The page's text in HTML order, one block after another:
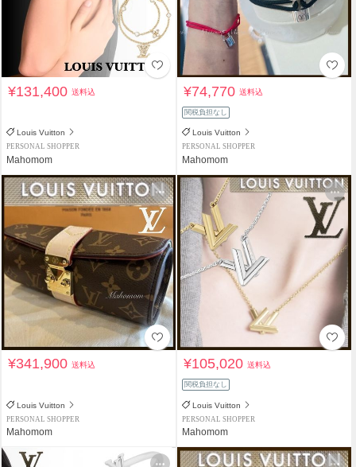
¥131,400送料込
Louis Vuitton
PERSONAL SHOPPER
Mahomom
¥74,770送料込
関税負担なし
Louis Vuitton
PERSONAL SHOPPER
Mahomom
¥341,900送料込
Louis Vuitton
PERSONAL SHOPPER
Mahomom
¥105,020送料込
関税負担なし
Louis Vuitton
PERSONAL SHOPPER
Mahomom